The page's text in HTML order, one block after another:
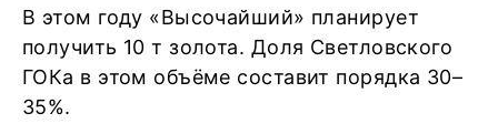
В этом году «Высочайший» планирует
получить 10 т золота. Доля Светловского
ГОКа в этом объёме составит порядка 30–
35%.